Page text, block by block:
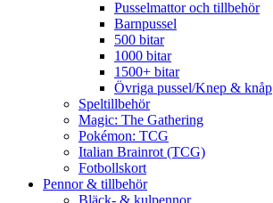
Pusselmattor och tillbehör
Barnpussel
500 bitar
1000 bitar
1500+ bitar
Övriga pussel/Knep & knåp
Speltillbehör
Magic: The Gathering
Pokémon: TCG
Italian Brainrot (TCG)
Fotbollskort
Pennor & tillbehör
Bläck- & kulpennor